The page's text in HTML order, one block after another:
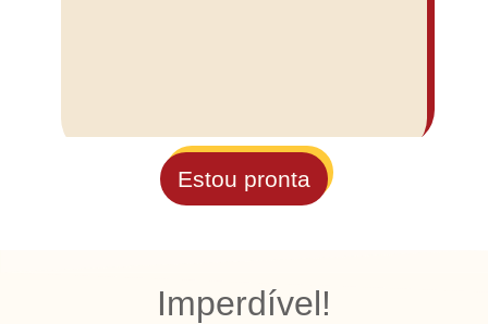
Estou pronta
Imperdível!